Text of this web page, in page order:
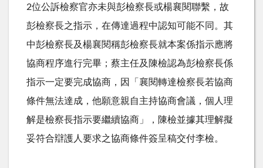
2位公訴檢察官亦未與彭檢察長或楊襄閱聯繫，故
彭檢察長之指示，在傳達過程中認知可能不同。其
中彭檢察長及楊襄閱稱彭檢察長就本案係指示應將
協商程序進行完畢；蔡主任及陳檢認為彭檢察長係
指示一定要完成協商，因「襄閱轉達檢察長若協商
條件無法達成，他願意親自主持協商會議，個人理
解是檢察長指示要繼續協商」，陳檢並據其理解擬
妥符合辯護人要求之協商條件簽呈稿交付李檢。